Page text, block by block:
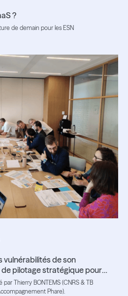
?
de demain pour les ESN
vulnérabilités de son
de pilotage stratégique pour
Thierry BONTEMS (CNRS & TB
Phare).